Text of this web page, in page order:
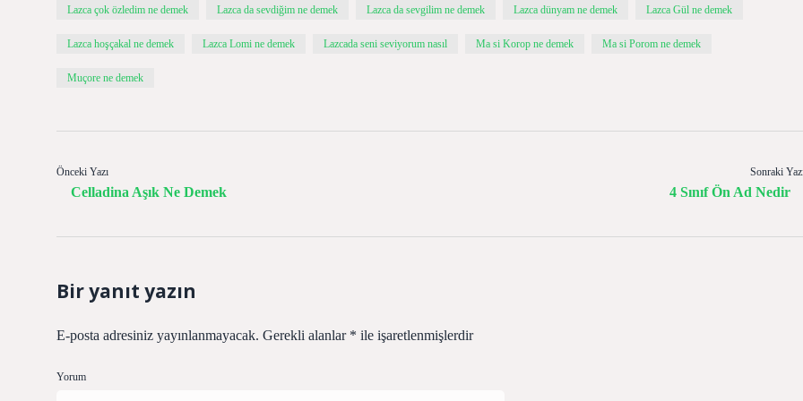
Lazca çok özledim ne demek Lazca da sevdiğim ne demek Lazca da sevgilim ne demek Lazca dünyam ne demek Lazca Gül ne demek
Lazca hoşçakal ne demek Lazca Lomi ne demek Lazcada seni seviyorum nasıl Ma si Korop ne demek Ma si Porom ne demek
Muçore ne demek
Önceki Yazı
Celladina Aşık Ne Demek
Sonraki
4 Sınıf Ön Ad Nedir
Bir yanıt yazın
E-posta adresiniz yayınlanmayacak. Gerekli alanlar * ile işaretlenmişlerdir
Yorum